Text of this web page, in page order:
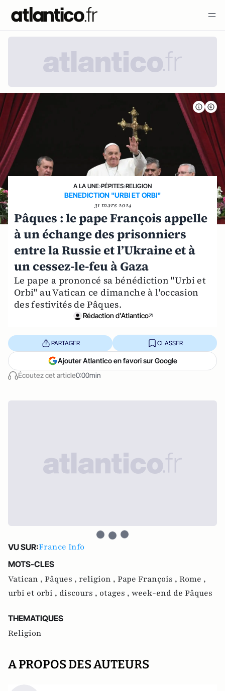
A LA UNE›PÉPITES›RELIGION
BENEDICTION "URBI ET ORBI"
31 mars 2024
Pâques : le pape François appelle
à un échange des prisonniers
entre la Russie et l’Ukraine et à
un cessez-le-feu à Gaza
Le pape a prononcé sa bénédiction "Urbi et
Orbi" au Vatican ce dimanche à l'occasion
des festivités de Pâques.
Rédaction d'Atlantico
Écoutez cet article0:00min
PARTAGER CLASSER
Ajouter Atlantico en favori sur Google
VU SUR:France Info
MOTS-CLES
Vatican , Pâques , religion , Pape François , Rome ,
urbi et orbi , discours , otages , week-end de Pâques
THEMATIQUES
Religion
A PROPOS DES AUTEURS